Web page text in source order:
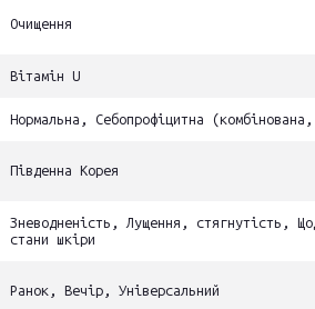
Очищення
Вітамін U
Нормальна, Себопрофіцитна
Південна Корея
Зневодненість, Лущення, стягнутість,
стани шкіри
Ранок, Вечір, Універсальний